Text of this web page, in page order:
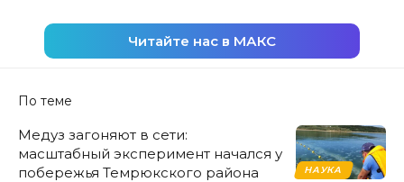
Читайте нас в МАКС
По теме
НАУКА
Медуз загоняют в сети:
масштабный эксперимент начался у
побережья Темрюкского района